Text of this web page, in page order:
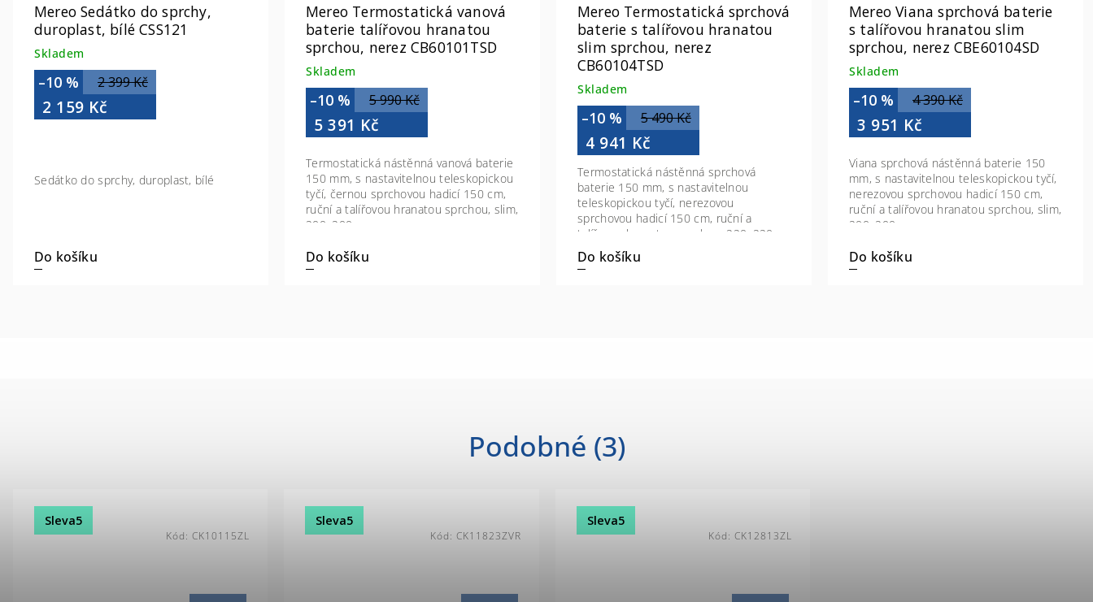
Mereo Sedátko do sprchy,
duroplast, bílé CSS121
Skladem
2 399 Kč
–10 %
2 159 Kč
Do košíku
Sedátko do sprchy, duroplast, bílé
Mereo Termostatická vanová
baterie talířovou hranatou
sprchou, nerez CB60101TSD
Skladem
5 990 Kč
–10 %
5 391 Kč
Do košíku
Termostatická nástěnná vanová baterie
150 mm, s nastavitelnou teleskopickou
tyčí, černou sprchovou hadicí 150 cm,
ruční a talířovou hranatou sprchou, slim,
200x200 mm, nerez
Mereo Termostatická sprchová
baterie s talířovou hranatou
slim sprchou, nerez
CB60104TSD
Skladem
5 490 Kč
–10 %
4 941 Kč
Do košíku
Termostatická nástěnná sprchová
baterie 150 mm, s nastavitelnou
teleskopickou tyčí, nerezovou
sprchovou hadicí 150 cm, ruční a
talířovou hranatou sprchou, 220x220
mm, nerez
Mereo Viana sprchová baterie
s talířovou hranatou slim
sprchou, nerez CBE60104SD
Skladem
4 390 Kč
–10 %
3 951 Kč
Do košíku
Viana sprchová nástěnná baterie 150
mm, s nastavitelnou teleskopickou tyčí,
nerezovou sprchovou hadicí 150 cm,
ruční a talířovou hranatou sprchou, slim,
200x200 mm, nerez
Podobné (3)
Sleva5
Kód:CK10115ZL
Sleva5
Kód: CK11823ZVR
Sleva5
Kód: CK12813ZL